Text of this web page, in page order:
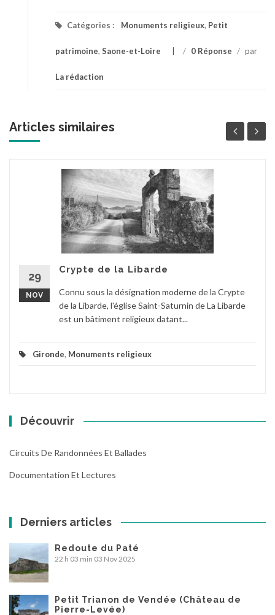
Catégories : Monuments religieux, Petit
patrimoine, Saone-et-Loire / 0 Réponse / par
La rédaction
Articles similaires
29
NOV
Crypte de la Libarde
Connu sous la désignation moderne de la Crypte
de la Libarde, l'église Saint-Saturnin de La Libarde
est un bâtiment religieux datant...
Gironde, Monuments religieux
Découvrir
Circuits De Randonnées Et Ballades
Documentation Et Lectures
Derniers articles
Redoute du Paté
22 h 03 min 03 Nov 2025
Petit Trianon de Vendée (Château de
Pierre-Levée)